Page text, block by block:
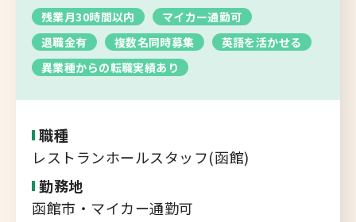
キャリアバンク
転職支援サービスのご案内
よくあるご質問
ログイン
道南エリア
フルリモート
北海道以外
残業月30時間以内
マイカー通勤可
退職金有
複数名同時募集
英語を活かせる
異業種からの転職実績あり
職種
レストランホールスタッフ(函館)
勤務地
函館市・マイカー通勤可